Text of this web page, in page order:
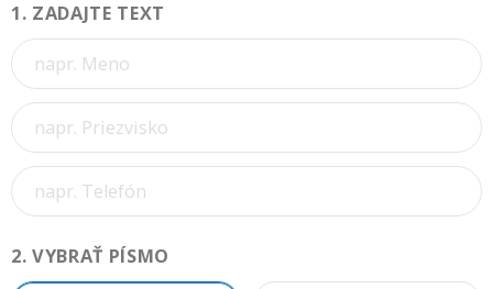
1. ZADAJTE TEXT
2. VYBRAŤ PÍSMO